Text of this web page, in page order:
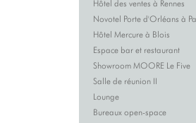
Hôtel des ventes à Rennes
Novotel Porte d'Orléans à
Hôtel Mercure à Blois
Espace bar et restaurant
Showroom MOORE Le Five
Salle de réunion II
Lounge
Bureaux open-space